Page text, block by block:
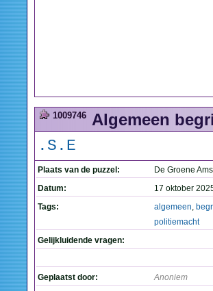
1009746 Algemeen
.S.E
Plaats van de puzzel:
De Groene
Datum:
17 oktober
Tags:
algemeen,
politiemacht
Gelijkluidende vragen:
Geplaatst door: Anoniem